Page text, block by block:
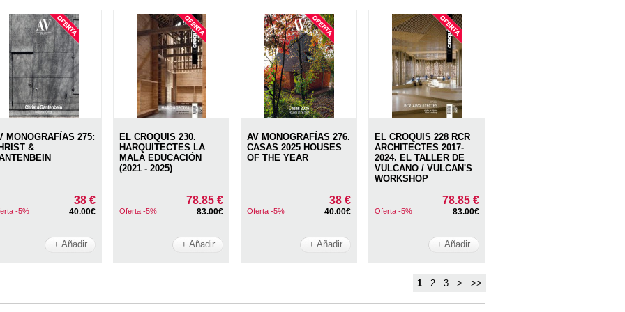
MONOGRAFÍAS 275:
&
38 €
-5% 40.00€
+ Añadir
EL CROQUIS 230.
HARQUITECTES LA
MALA EDUCACIÓN
(2021 - 2025)
78.85 €
Oferta -5% 83.00€
+ Añadir
AV MONOGRAFÍAS 276.
CASAS 2025 HOUSES
OF THE YEAR
38 €
Oferta -5% 40.00€
+ Añadir
EL CROQUIS 228 RCR
ARCHITECTES 2017-
2024. EL TALLER DE
VULCANO / VULCAN'S
WORKSHOP
78.85 €
Oferta -5% 83.00€
+ Añadir
1 2 3 > >>